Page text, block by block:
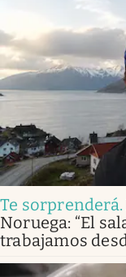
Te sorprenderá.
Noruega: “El
trabajamos